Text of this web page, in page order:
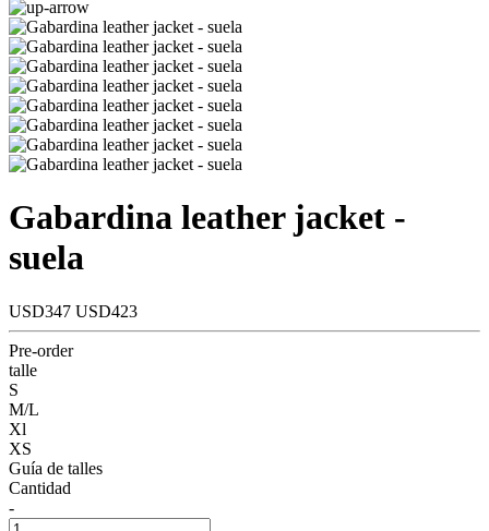
Gabardina leather jacket -
suela
USD347 USD423
Pre-order
talle
S
M/L
Xl
XS
Guía de talles
Cantidad
-